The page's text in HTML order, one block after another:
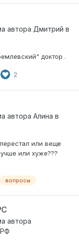
автора Дмитрий в
доктор .
2
автора Алина в
или веще
или хуже???
вопросы
автора